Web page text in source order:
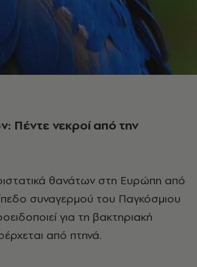
Πέντε νεκροί από την
θανάτων στη Ευρώπη από
συναγερμού του Παγκόσμιου
για τη βακτηριακή
από πτηνά.